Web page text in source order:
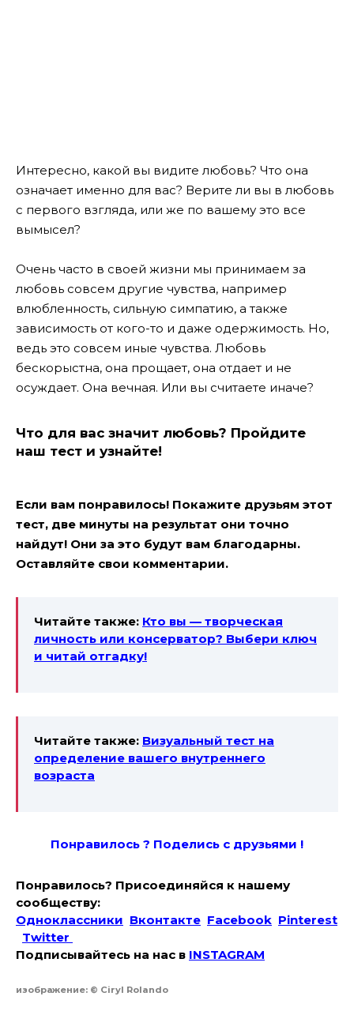
Интересно, какой вы видите любовь? Что она
означает именно для вас? Верите ли вы в любовь
с первого взгляда, или же по вашему это все
вымысел?
Очень часто в своей жизни мы принимаем за
любовь совсем другие чувства, например
влюбленность, сильную симпатию, а также
зависимость от кого-то и даже одержимость. Но,
ведь это совсем иные чувства. Любовь
бескорыстна, она прощает, она отдает и не
осуждает. Она вечная. Или вы считаете иначе?
Что для вас значит любовь? Пройдите
наш тест и узнайте!
Если вам понравилось! Покажите друзьям этот
тест, две минуты на результат они точно
найдут! Они за это будут вам благодарны.
Оставляйте свои комментарии.
Читайте также: Кто вы — творческая
личность или консерватор? Выбери ключ
и читай отгадку!
Читайте также: Визуальный тест на
определение вашего внутреннего
возраста
Понравилось ? Поделись с друзьями !
Понравилось? Присоединяйся к нашему
сообществу:
Одноклассники Вконтакте Facebook Pinterest
Twitter
Подписывайтесь на наc в INSTAGRAM
изображение: © Ciryl Rolando